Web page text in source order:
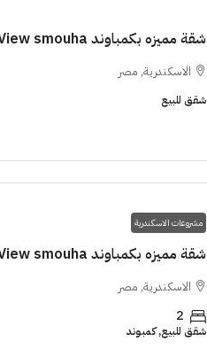
شقة مميزه بكمباوند 194m Grand View smouha
الاسكندرية, مصر
شقق للبيع
مشروعات الاسكندرية
شقة مميزه بكمباوند 129m Grand View smouha
الاسكندرية, مصر
2
شقق للبيع, كمبوند
11M$
شقق للبيع, فلل, كمبوند